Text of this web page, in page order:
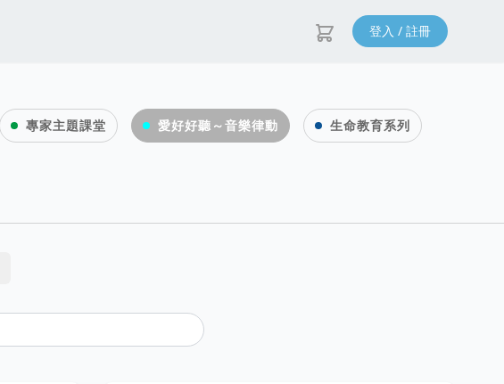
登入 / 註冊
專家主題課堂 愛好好聽～音樂律動 生命教育系列